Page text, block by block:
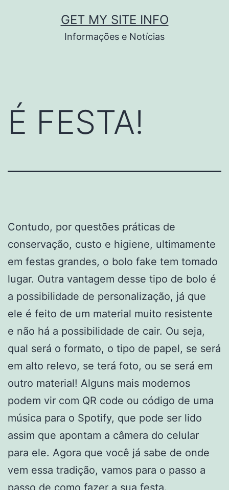
GET MY SITE INFO
Informações e Notícias
É FESTA!
Contudo, por questões práticas de
conservação, custo e higiene, ultimamente
em festas grandes, o bolo fake tem tomado
lugar. Outra vantagem desse tipo de bolo é
a possibilidade de personalização, já que
ele é feito de um material muito resistente
e não há a possibilidade de cair. Ou seja,
qual será o formato, o tipo de papel, se será
em alto relevo, se terá foto, ou se será em
outro material! Alguns mais modernos
podem vir com QR code ou código de uma
música para o Spotify, que pode ser lido
assim que apontam a câmera do celular
para ele. Agora que você já sabe de onde
vem essa tradição, vamos para o passo a
passo de como fazer a sua festa.